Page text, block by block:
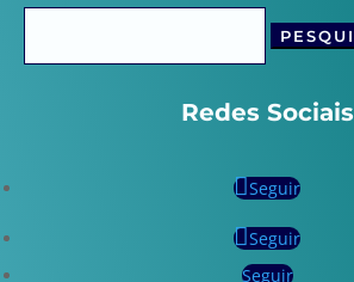
Redes Sociais
Seguir
Seguir
Seguir